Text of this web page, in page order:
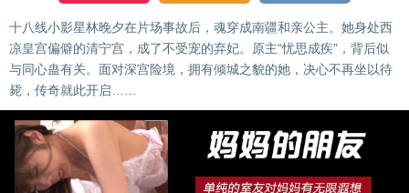
十八线小影星林晚夕在片场事故后，魂穿成南疆和亲公主。她身处西
凉皇宫偏僻的清宁宫，成了不受宠的弃妃。原主“忧思成疾”，背后似
与同心蛊有关。面对深宫险境，拥有倾城之貌的她，决心不再坐以待
毙，传奇就此开启……